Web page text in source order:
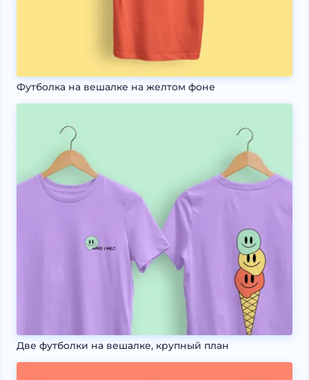
Футболка на вешалке на желтом фоне
Две футболки на вешалке, крупный план